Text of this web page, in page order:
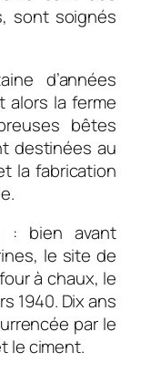
sont soignés
d’années
alors la ferme
bêtes
destinées au
la fabrication
: bien avant
le site de
à chaux, le
1940. Dix ans
par le
le ciment.